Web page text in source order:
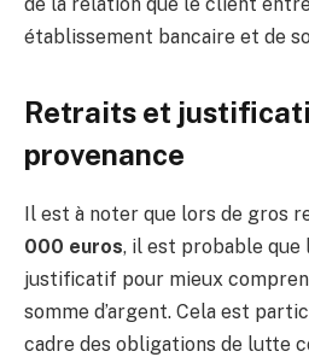
établissement bancaire et de
Retraits et
provenance
Il est à noter que lors de gros
000 euros, il est probable que
justificatif pour mieux
somme d’argent. Cela est
cadre des obligations de lutte